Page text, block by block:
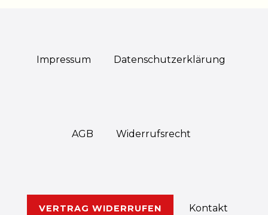
Impressum Daten­schutz­erklärung
AGB Widerrufs­recht
VERTRAG WIDERRUFEN Kontakt